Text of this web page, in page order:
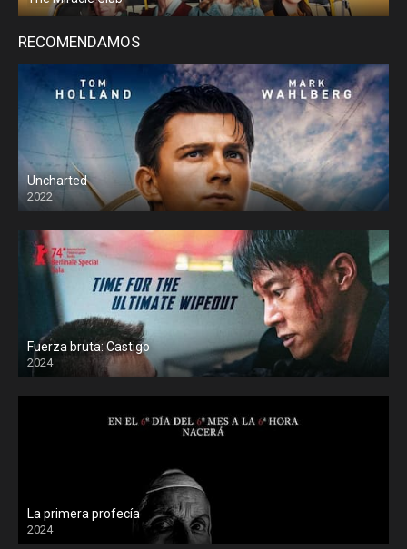
RECOMENDAMOS
Uncharted
2022
Fuerza bruta: Castigo
2024
La primera profecía
2024